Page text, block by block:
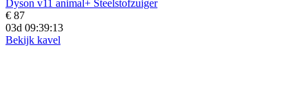
Dyson v11 animal+ Steelstofzuiger
€ 87
03d 09:39:11
Bekijk kavel